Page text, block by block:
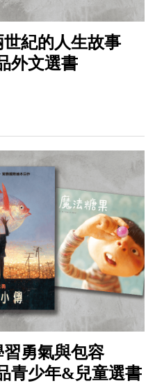
紀的人生故事
外文選書
勇氣與包容
青少年&兒童選書